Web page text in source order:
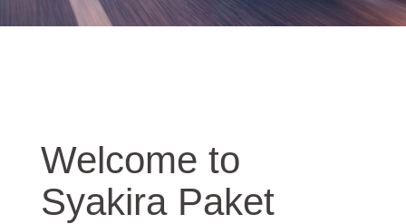
Welcome to
Syakira Paket